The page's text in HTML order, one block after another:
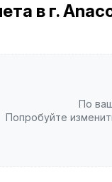
в г.
По
Попробуйте